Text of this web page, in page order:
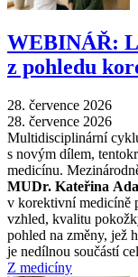
WEBINÁŘ:
z pohledu
28. července 2026
28. července 2026
Multidisciplinární
s novým dílem,
medicínu.
MUDr. Kateřina
v korektivní medicíně
vzhled, kvalitu
pohled na změny, jež
je nedílnou součástí
Z medicíny